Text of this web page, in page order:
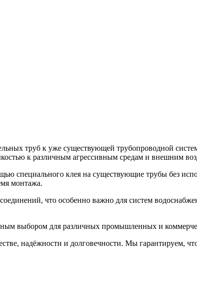
труб к уже существующей трубопроводной
к различным агрессивным средам и внешним
специального клея на существующие трубы без
монтажа.
что особенно важно для систем
выбором для различных промышленных и
надёжности и долговечности. Мы гарантируем,